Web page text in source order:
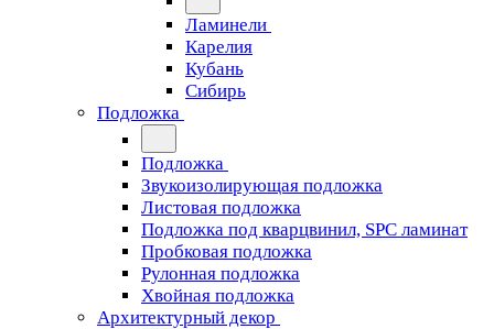
Ламинели
Карелия
Кубань
Сибирь
Подложка
Подложка
Звукоизолирующая подложка
Листовая подложка
Подложка под кварцвинил, SPC ламинат
Пробковая подложка
Рулонная подложка
Хвойная подложка
Архитектурный декор